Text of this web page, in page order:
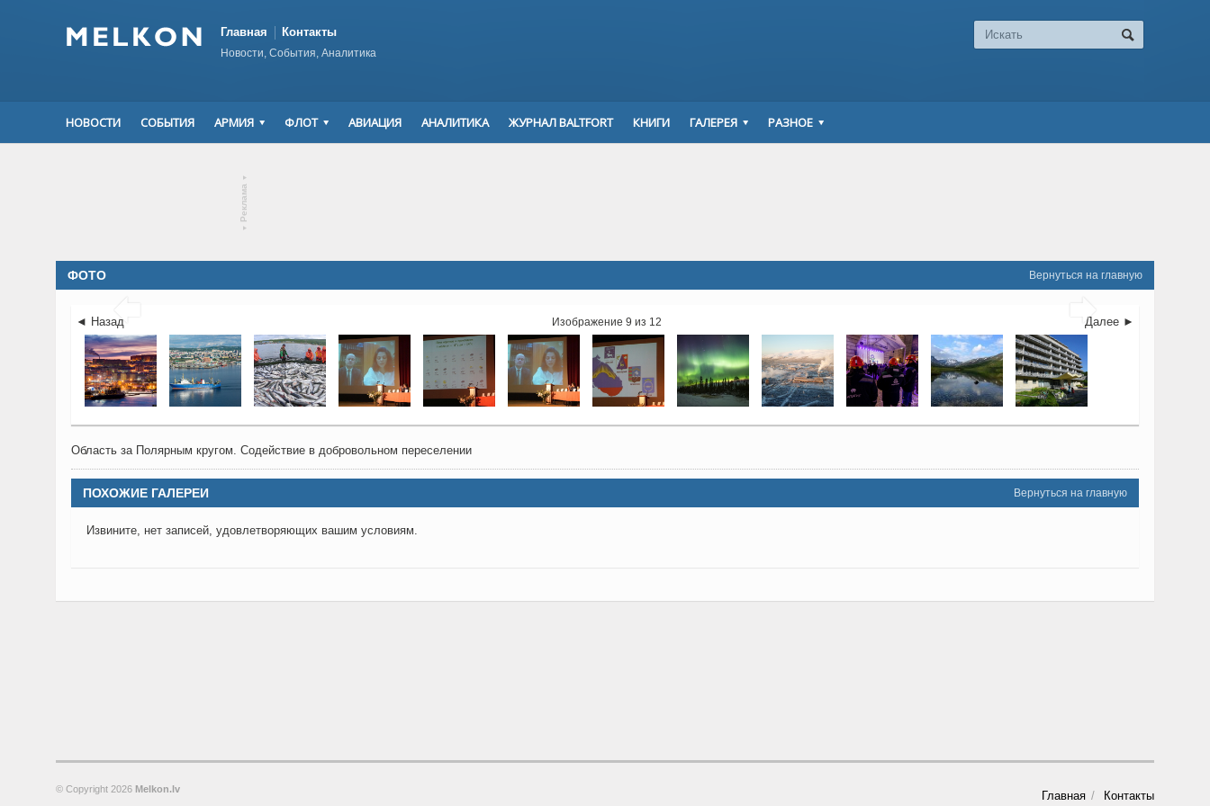
Главная Контакты
Новости, События, Аналитика
НОВОСТИ СОБЫТИЯ АРМИЯ ФЛОТ АВИАЦИЯ АНАЛИТИКА ЖУРНАЛ BALTFORT КНИГИ ГАЛЕРЕЯ РАЗНОЕ
▾
Реклама
▾
Вернуться на главную
ФОТО
 
◄ Назад Далее ►
Изображение 9 из 12
Область за Полярным кругом. Содействие в добровольном переселении
Вернуться на главную
ПОХОЖИЕ ГАЛЕРЕИ
Извините, нет записей, удовлетворяющих вашим условиям.
Главная Контакты
© Copyright 2026 Melkon.lv